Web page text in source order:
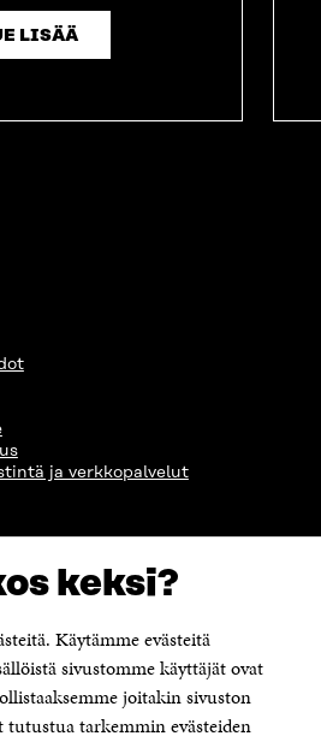
keksi?
Käytämme evästeitä
sivustomme käyttäjät ovat
joitakin sivuston
tarkemmin evästeiden
LISÄÄ
ja verkkopalvelut
160,